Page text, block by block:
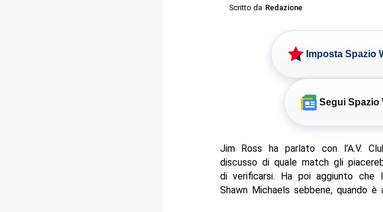
Scritto da Redazione
Imposta Spazio
Segui Spazio
Jim Ross ha parlato con l’A.V.
discusso di quale match gli
di verificarsi. Ha poi aggiunto che
Shawn Michaels sebbene, quando